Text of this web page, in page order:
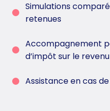
Simulations
retenues
Accompagnement
d’impôt sur le revenu
Assistance en cas